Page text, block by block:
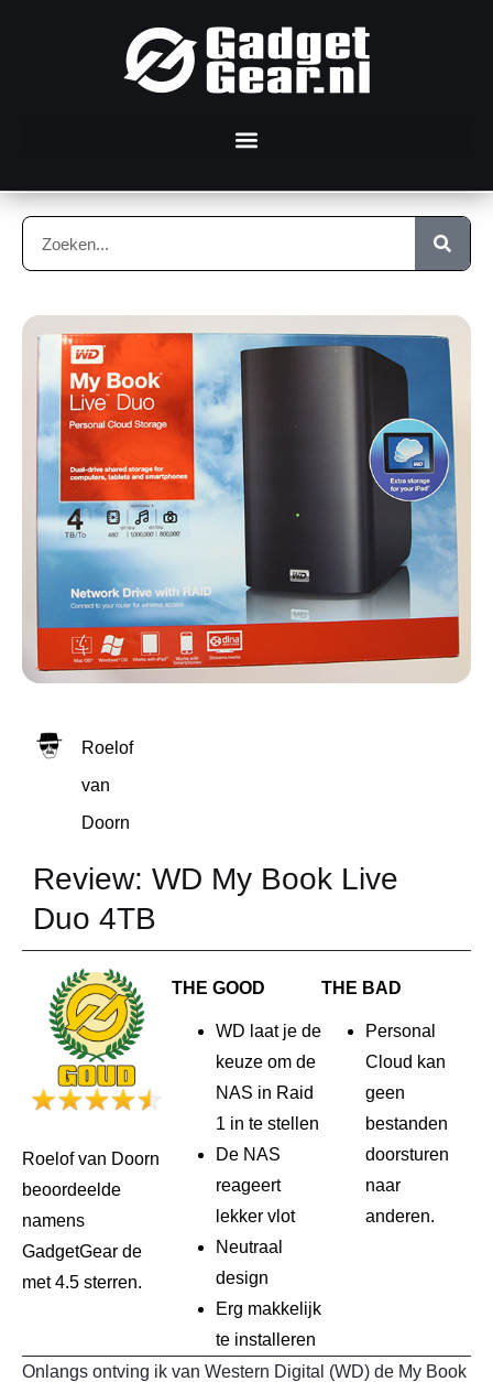
Roelof
van
Doorn
Review: WD My Book Live
Duo 4TB
Roelof van Doorn
beoordeelde
namens
GadgetGear de
met 4.5 sterren.
THE GOOD
WD laat je de
keuze om de
NAS in Raid
1 in te stellen
De NAS
reageert
lekker vlot
Neutraal
design
Erg makkelijk
te installeren
THE BAD
Personal
Cloud kan
geen
bestanden
doorsturen
naar
anderen.
Onlangs ontving ik van Western Digital (WD) de My Book